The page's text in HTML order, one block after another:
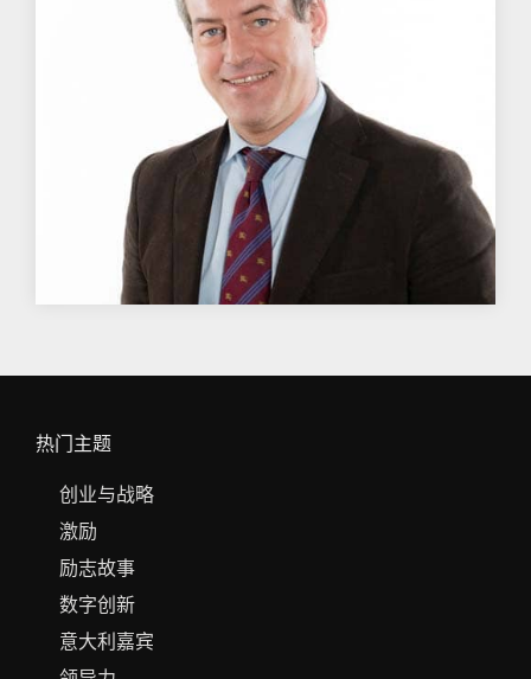
热门主题
创业与战略
激励
励志故事
数字创新
意大利嘉宾